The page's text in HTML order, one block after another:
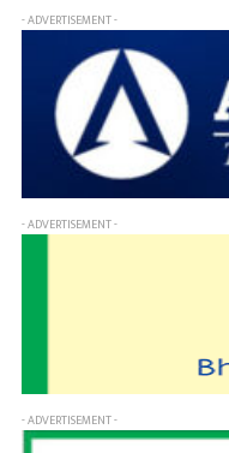
- ADVERTISEMENT -
- ADVERTISEMENT -
- ADVERTISEMENT -